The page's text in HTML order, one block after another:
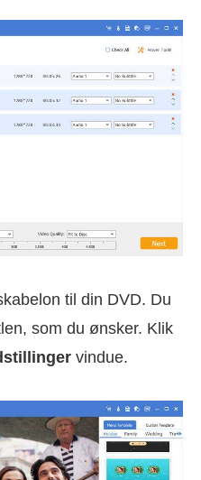
til din DVD. Du
som du ønsker. Klik
vindue.